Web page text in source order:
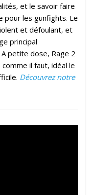
et le savoir faire
pour les gunfights. Le
et défoulant, et
principal
A petite dose, Rage 2
il faut, idéal le
Découvrez notre